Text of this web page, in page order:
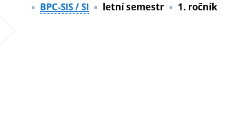
BPC-SIS / SI letní semestr 1. ročník